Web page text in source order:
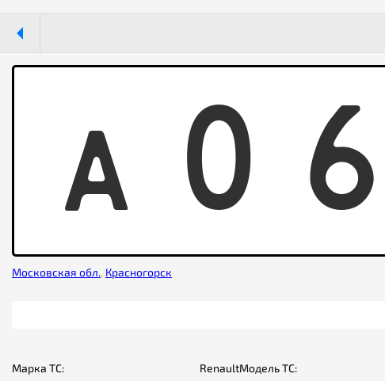
A 0 6
Московская обл., Красногорск
Марка ТС: RenaultМодель ТС: